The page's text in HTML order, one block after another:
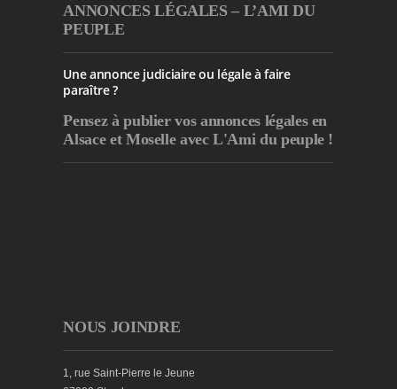
ANNONCES LÉGALES – L’AMI DU
PEUPLE
Une annonce judiciaire ou légale à faire
paraître ?
Pensez à publiervos annonces légales en
Alsace et Moselle avec L'Ami du peuple !
NOUS JOINDRE
1, rue Saint-Pierre le Jeune